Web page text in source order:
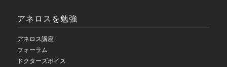
アネロスを勉強
アネロス講座
フォーラム
ドクターズボイス